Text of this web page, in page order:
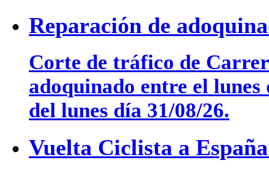
Reparación de
Corte de tráfico de
adoquinado entre el
del lunes día 31/08/26.
Vuelta Ciclista a